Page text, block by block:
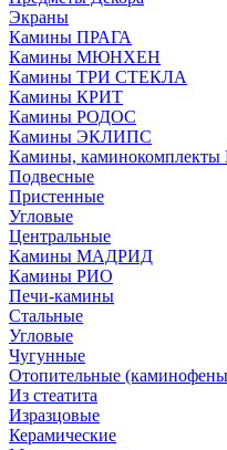
Экраны
Камины ПРАГА
Камины МЮНХЕН
Камины ТРИ СТЕКЛА
Камины КРИТ
Камины РОДОС
Камины ЭКЛИПС
Камины, каминокомплекты
Подвесные
Пристенные
Угловые
Центральные
Камины МАДРИД
Камины РИО
Печи-камины
Стальные
Угловые
Чугунные
Отопительные
Из стеатита
Изразцовые
Керамические